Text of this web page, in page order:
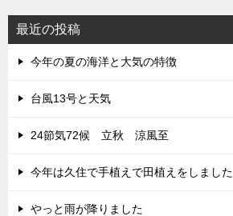
最近の投稿
今年の夏の海洋と大気の特徴
台風13号と天気
24節気72候 立秋 涼風至
今年は久住で手植えで田植えをしました
やっと雨が降りました